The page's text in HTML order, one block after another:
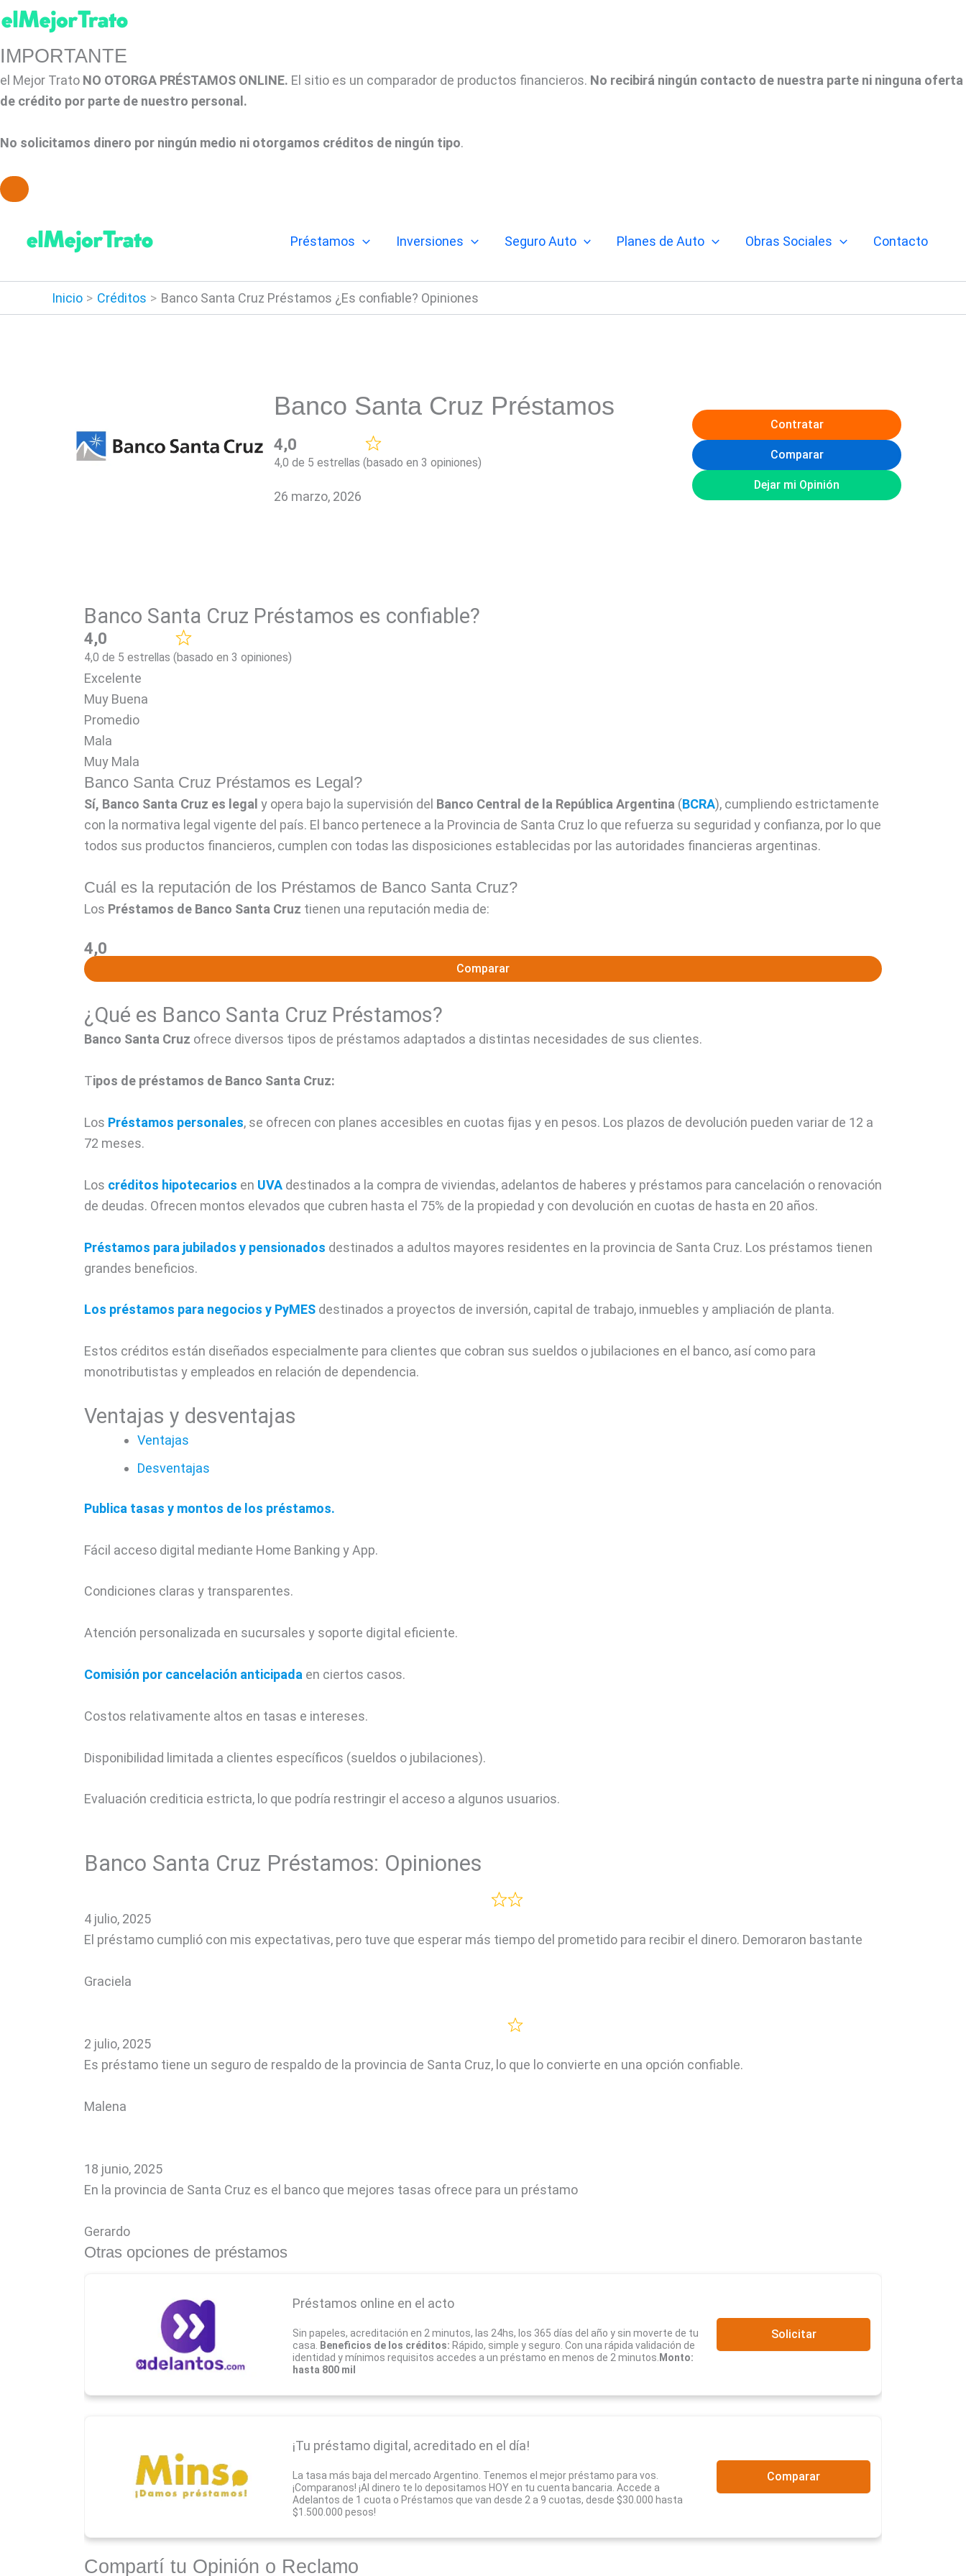
IMPORTANTE
el Mejor Trato NO OTORGA PRÉSTAMOS ONLINE. El sitio es un comparador de productos financieros. No recibirá ningún contacto de nuestra parte ni ninguna oferta
de crédito por parte de nuestro personal.
No solicitamos dinero por ningún medio ni otorgamos créditos de ningún tipo.
contenido
Préstamos Inversiones Seguro Auto Planes de Auto Obras Sociales Contacto
Inicio Créditos Banco Santa Cruz Préstamos ¿Es confiable? Opiniones
Banco Santa Cruz Préstamos
4,0
4,0 de 5 estrellas (basado en 3 opiniones)
26 marzo, 2026
Contratar
Comparar
Dejar mi Opinión
Banco Santa Cruz Préstamos es confiable?
4,0
4,0 de 5 estrellas (basado en 3 opiniones)
Excelente
Muy Buena
Promedio
Mala
Muy Mala
Banco Santa Cruz Préstamos es Legal?
Sí, Banco Santa Cruz es legal y opera bajo la supervisión del Banco Central de la República Argentina (BCRA), cumpliendo estrictamente
con la normativa legal vigente del país. El banco pertenece a la Provincia de Santa Cruz lo que refuerza su seguridad y confianza, por lo que
todos sus productos financieros, cumplen con todas las disposiciones establecidas por las autoridades financieras argentinas.
Cuál es la reputación de los Préstamos de Banco Santa Cruz?
Los Préstamos de Banco Santa Cruz tienen una reputación media de:
4,0
Comparar
¿Qué es Banco Santa Cruz Préstamos?
Banco Santa Cruz ofrece diversos tipos de préstamos adaptados a distintas necesidades de sus clientes.
Tipos de préstamos de Banco Santa Cruz:
Los Préstamos personales, se ofrecen con planes accesibles en cuotas fijas y en pesos. Los plazos de devolución pueden variar de 12 a
72 meses.
Los créditos hipotecarios en UVA destinados a la compra de viviendas, adelantos de haberes y préstamos para cancelación o renovación
de deudas. Ofrecen montos elevados que cubren hasta el 75% de la propiedad y con devolución en cuotas de hasta en 20 años.
Préstamos para jubilados y pensionados destinados a adultos mayores residentes en la provincia de Santa Cruz. Los préstamos tienen
grandes beneficios.
Los préstamos para negocios y PyMES destinados a proyectos de inversión, capital de trabajo, inmuebles y ampliación de planta.
Estos créditos están diseñados especialmente para clientes que cobran sus sueldos o jubilaciones en el banco, así como para
monotributistas y empleados en relación de dependencia.
Ventajas y desventajas
Ventajas
Desventajas
Publica tasas y montos de los préstamos.
Fácil acceso digital mediante Home Banking y App.
Condiciones claras y transparentes.
Atención personalizada en sucursales y soporte digital eficiente.
Comisión por cancelación anticipada en ciertos casos.
Costos relativamente altos en tasas e intereses.
Disponibilidad limitada a clientes específicos (sueldos o jubilaciones).
Evaluación crediticia estricta, lo que podría restringir el acceso a algunos usuarios.
Banco Santa Cruz Préstamos: Opiniones
4 julio, 2025
El préstamo cumplió con mis expectativas, pero tuve que esperar más tiempo del prometido para recibir el dinero. Demoraron bastante
Graciela
2 julio, 2025
Es préstamo tiene un seguro de respaldo de la provincia de Santa Cruz, lo que lo convierte en una opción confiable.
Malena
18 junio, 2025
En la provincia de Santa Cruz es el banco que mejores tasas ofrece para un préstamo
Gerardo
Otras opciones de préstamos
Préstamos online en el acto
Sin papeles, acreditación en 2 minutos, las 24hs, los 365 días del año y sin moverte de tu
casa.
Beneficios de los créditos: Rápido, simple y seguro. Con una rápida validación de
identidad y mínimos requisitos accedes a un préstamo en menos de 2 minutos. Monto:
hasta 800 mil
Solicitar
¡Tu préstamo digital, acreditado en el día!
La tasa más baja del mercado Argentino. Tenemos el mejor préstamo para vos.
¡Comparanos! ¡Al dinero te lo depositamos HOY en tu cuenta bancaria. Accede a
Adelantos de 1 cuota o Préstamos que van desde 2 a 9 cuotas, desde $30.000 hasta
$1.500.000 pesos!
Comparar
Compartí tu Opinión o Reclamo